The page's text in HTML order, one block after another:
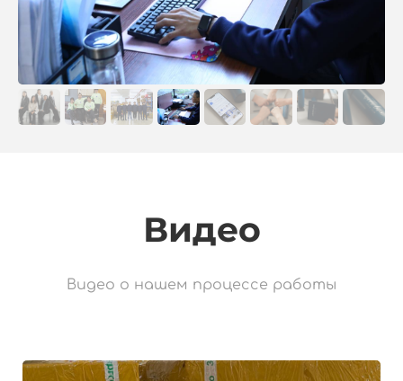
Видео
Видео о нашем процессе работы